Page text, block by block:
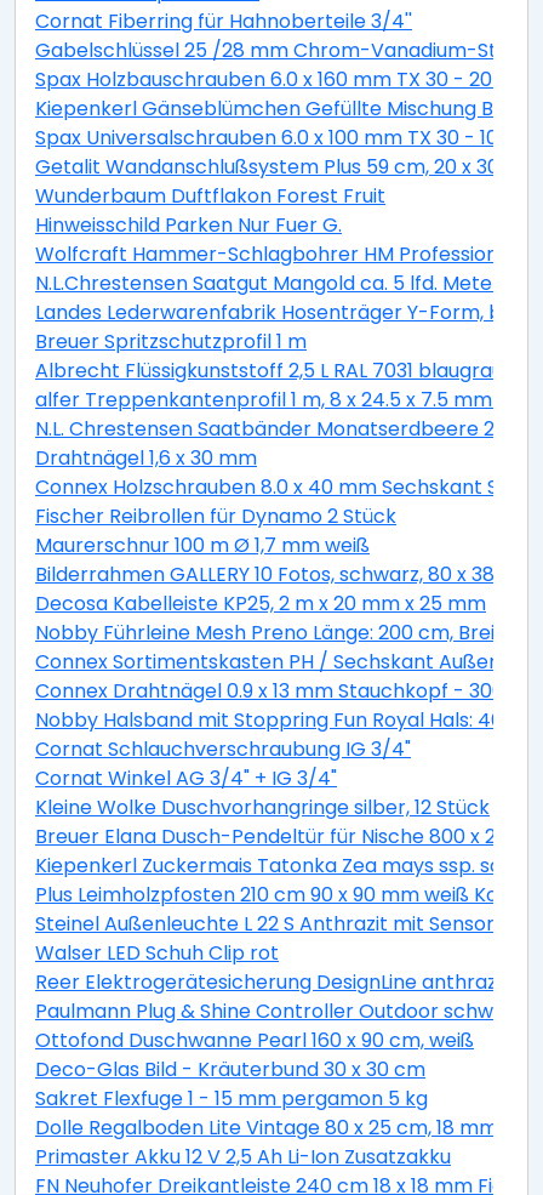
Cornat Fiberring für Hahnoberteile 3/4''
Gabelschlüssel 25 /28 mm Chrom-Vanadium-Stahl
Spax Holzbauschrauben 6.0 x 160 mm TX 30 - 20 Stk.
Kiepenkerl Gänseblümchen Gefüllte Mischung Bellis
Spax Universalschrauben 6.0 x 100 mm TX 30 - 10 Stk.
Getalit Wandanschlußsystem Plus 59 cm, 20 x 30
Wunderbaum Duftflakon Forest Fruit
Hinweisschild Parken Nur Fuer G.
Wolfcraft Hammer-Schlagbohrer HM Professional
N.L.Chrestensen Saatgut Mangold ca. 5 lfd. Meter
Landes Lederwarenfabrik Hosenträger Y-Form, breit,
Breuer Spritzschutzprofil 1 m
Albrecht Flüssigkunststoff 2,5 L RAL 7031 blaugrau
alfer Treppenkantenprofil 1 m, 8 x 24.5 x 7.5 mm
N.L. Chrestensen Saatbänder Monatserdbeere 2 m
Drahtnägel 1,6 x 30 mm
Connex Holzschrauben 8.0 x 40 mm Sechskant
Fischer Reibrollen für Dynamo 2 Stück
Maurerschnur 100 m Ø 1,7 mm weiß
Bilderrahmen GALLERY 10 Fotos, schwarz, 80 x 38 cm
Decosa Kabelleiste KP25, 2 m x 20 mm x 25 mm
Nobby Führleine Mesh Preno Länge: 200 cm, Breite:
Connex Sortimentskasten PH / Sechskant Außen -
Connex Drahtnägel 0.9 x 13 mm Stauchkopf - 300 g
Nobby Halsband mit Stoppring Fun Royal Hals: 40
Cornat Schlauchverschraubung IG 3/4"
Cornat Winkel AG 3/4" + IG 3/4"
Kleine Wolke Duschvorhangringe silber, 12 Stück
Breuer Elana Dusch-Pendeltür für Nische 800 x
Kiepenkerl Zuckermais Tatonka Zea mays ssp.
Plus Leimholzpfosten 210 cm 90 x 90 mm weiß Kopf
Steinel Außenleuchte L 22 S Anthrazit mit Sensor
Walser LED Schuh Clip rot
Reer Elektrogerätesicherung DesignLine anthrazit
Paulmann Plug & Shine Controller Outdoor schwarz
Ottofond Duschwanne Pearl 160 x 90 cm, weiß
Deco-Glas Bild - Kräuterbund 30 x 30 cm
Sakret Flexfuge 1 - 15 mm pergamon 5 kg
Dolle Regalboden Lite Vintage 80 x 25 cm, 18 mm,
Primaster Akku 12 V 2,5 Ah Li-Ion Zusatzakku
FN Neuhofer Dreikantleiste 240 cm 18 x 18 mm